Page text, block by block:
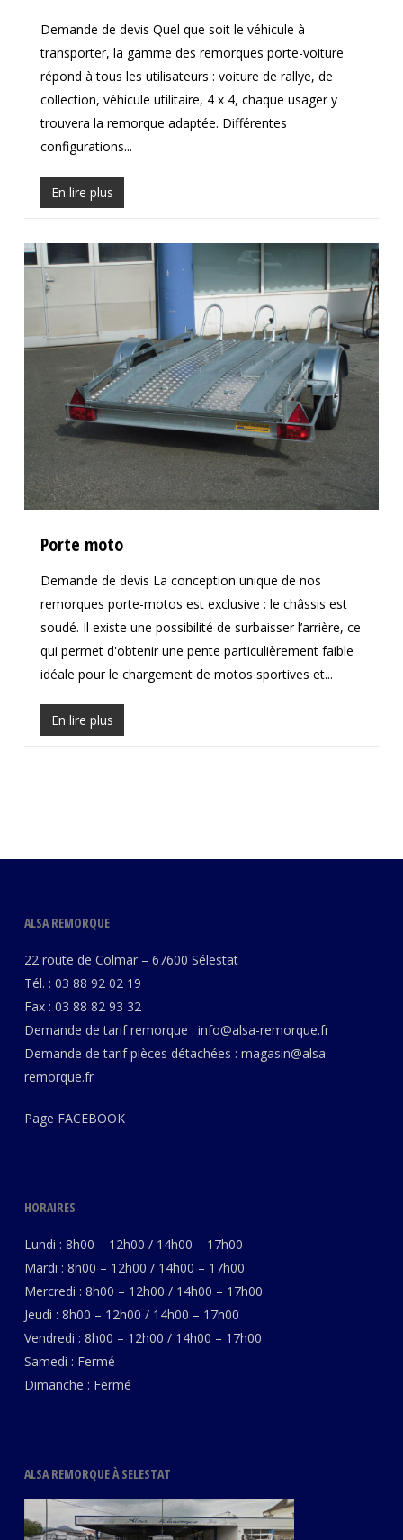
Demande de devis Quel que soit le véhicule à
transporter, la gamme des remorques porte-voiture
répond à tous les utilisateurs : voiture de rallye, de
collection, véhicule utilitaire, 4 x 4, chaque usager y
trouvera la remorque adaptée. Différentes
configurations...
En lire plus
Porte moto
Demande de devis La conception unique de nos
remorques porte-motos est exclusive : le châssis est
soudé. Il existe une possibilité de surbaisser l’arrière, ce
qui permet d'obtenir une pente particulièrement faible
idéale pour le chargement de motos sportives et...
En lire plus
ALSA REMORQUE
22 route de Colmar – 67600 Sélestat
Tél. : 03 88 92 02 19
Fax : 03 88 82 93 32
Demande de tarif remorque : info@alsa-remorque.fr
Demande de tarif pièces détachées : magasin@alsa-
remorque.fr
Page FACEBOOK
HORAIRES
Lundi : 8h00 – 12h00 / 14h00 – 17h00
Mardi : 8h00 – 12h00 / 14h00 – 17h00
Mercredi : 8h00 – 12h00 / 14h00 – 17h00
Jeudi : 8h00 – 12h00 / 14h00 – 17h00
Vendredi : 8h00 – 12h00 / 14h00 – 17h00
Samedi : Fermé
Dimanche : Fermé
ALSA REMORQUE À SELESTAT